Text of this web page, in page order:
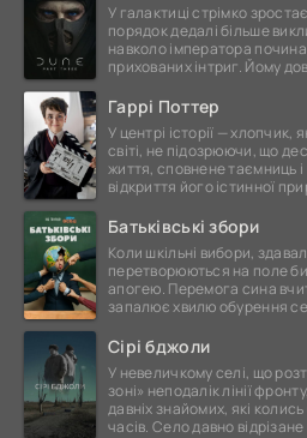
У галактиці стрімко
порядок дедалі більше
навколо імператора
прихованих інтриг. Йому
Гаррі Поттер
У центрі історії —
світі, не підозрюючи, що
життя, сповнене таємниць
відкриття його істинної
Батьківські збори
Коли шкільні вибори,
перетворюються на поле
апогею. Перемога сина
запалює хвилю обурення
Сірі бджоли
У невеличкому селі, що
зоні» неподалік лінії
давніх знайомих, які
часів. Село давно відрізане